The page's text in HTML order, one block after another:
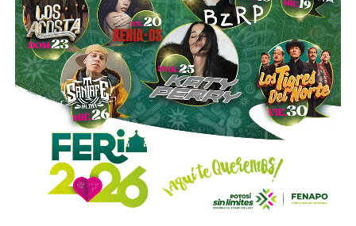
Emilio Azcárraga tiene el poder de decisión,el mismo
financiero que reparte el control de El Realito con los
dos hombres más poderosos de Televisa está, al
mismo tiempo, camino a convertirse en el mayor
dueño accionario de la propia televisora.